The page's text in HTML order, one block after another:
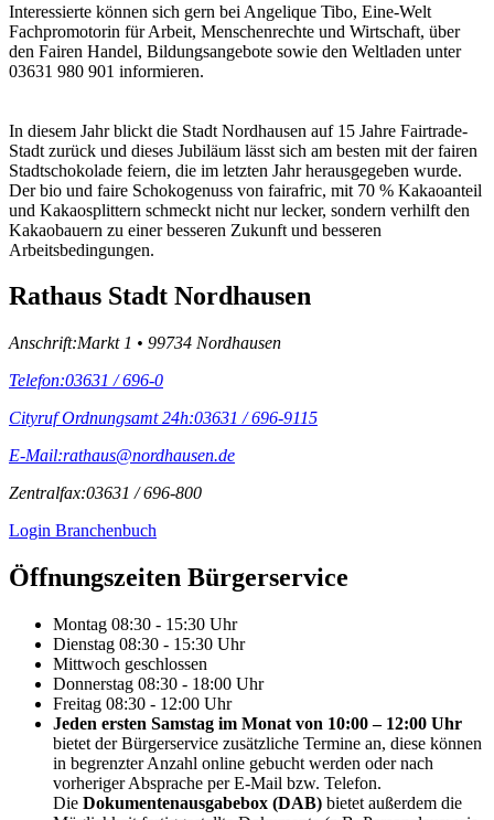
Interessierte können sich gern bei Angelique Tibo, Eine-Welt
Fachpromotorin für Arbeit, Menschenrechte und Wirtschaft, über
den Fairen Handel, Bildungsangebote sowie den Weltladen unter
03631 980 901 informieren.
In diesem Jahr blickt die Stadt Nordhausen auf 15 Jahre Fairtrade-
Stadt zurück und dieses Jubiläum lässt sich am besten mit der fairen
Stadtschokolade feiern, die im letzten Jahr herausgegeben wurde.
Der bio und faire Schokogenuss von fairafric, mit 70 % Kakaoanteil
und Kakaosplittern schmeckt nicht nur lecker, sondern verhilft den
Kakaobauern zu einer besseren Zukunft und besseren
Arbeitsbedingungen.
Rathaus Stadt Nordhausen
Anschrift:Markt 1 • 99734 Nordhausen
Telefon:03631 / 696-0
Cityruf Ordnungsamt 24h:03631 / 696-9115
E-Mail:rathaus@nordhausen.de
Zentralfax:03631 / 696-800
Login Branchenbuch
Öffnungs­zeiten Bürgerservice
Montag 08:30 - 15:30 Uhr
Dienstag 08:30 - 15:30 Uhr
Mittwoch geschlossen
Donnerstag 08:30 - 18:00 Uhr
Freitag 08:30 - 12:00 Uhr
Jeden ersten Samstag im Monat von 10:00 – 12:00 Uhr
bietet der Bürgerservice zusätzliche Termine an, diese können
in begrenzter Anzahl online gebucht werden oder nach
vorheriger Absprache per E-Mail bzw. Telefon.
Die Dokumentenausgabebox (DAB) bietet außerdem die